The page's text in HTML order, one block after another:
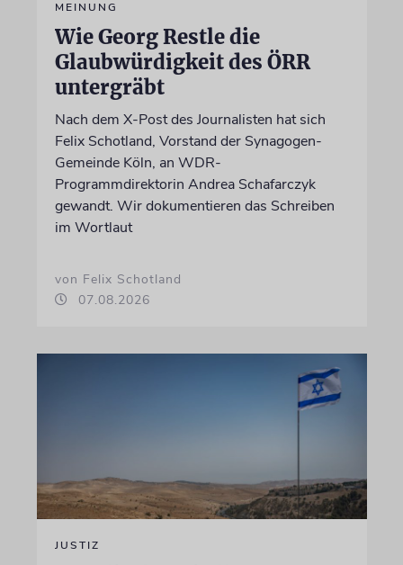
MEINUNG
Wie Georg Restle die
Glaubwürdigkeit des ÖRR
untergräbt
Nach dem X-Post des Journalisten hat sich
Felix Schotland, Vorstand der Synagogen-
Gemeinde Köln, an WDR-
Programmdirektorin Andrea Schafarczyk
gewandt. Wir dokumentieren das Schreiben
im Wortlaut
von Felix Schotland
07.08.2026
JUSTIZ